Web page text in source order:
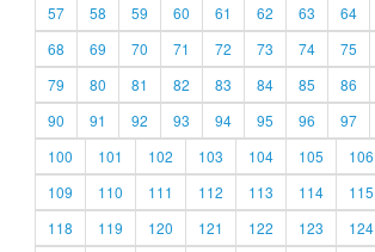
57
58 59 60 61 62 63 64
68
69 70 71 72 73 74 75
79
80 81 82 83 84 85 86
90
91 92 93 94 95 96 97
100
101 102 103 104 105 106
109
110 111 112 113 114 115
118
119 120 121 122 123 124